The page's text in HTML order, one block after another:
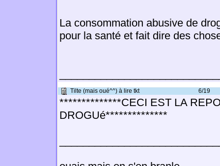
La consommation abusive de
pour la santé et fait dire des
Tilte (mais oué^^) à lire tkt 6/19
**************CECI EST LA
DROGUé**************